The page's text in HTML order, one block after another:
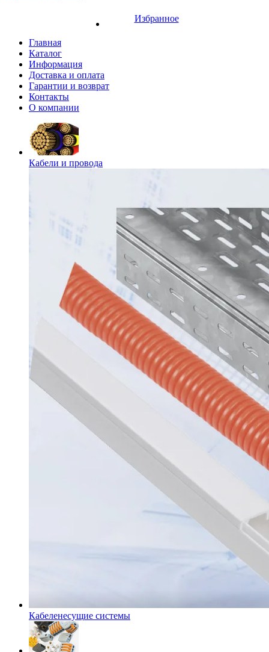
Избранное
Главная
Каталог
Информация
Доставка и оплата
Гарантии и возврат
Контакты
О компании
Кабели и провода
Кабеленесущие системы